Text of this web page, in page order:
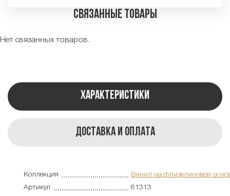
Связанные товары
Нет связанных товаров.
Характеристики
Доставка и оплата
Коллекция
Винил на флизелиновой
Артикул
61313